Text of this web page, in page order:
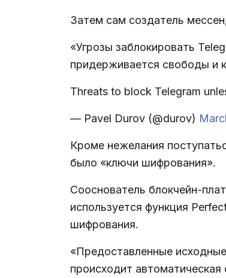
Затем сам создатель
«Угрозы заблокировать
придерживается свободы и
Threats to block Telegram
— Pavel Durov (@durov)
Кроме нежелания
было «ключи шифрования».
Сооснователь блокчейн-
используется функция
шифрования.
«Предоставленные
происходит